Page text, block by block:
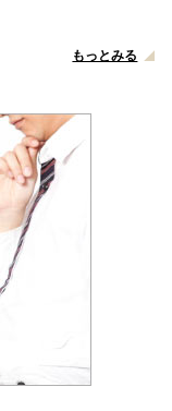
もっとみる